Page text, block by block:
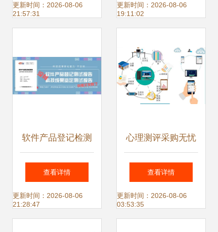
临云和数据检查指
作
更新时间：2026-08-06
21:57:31
中的关键路径
更新时间：2026-08-06
19:11:02
软件产品登记检测
报告 即征即退申报
成功的关键材料
查看详情
更新时间：2026-08-06
21:28:47
心理测评采购无忧
心，专业售后护航
每一步
查看详情
更新时间：2026-08-06
03:53:35